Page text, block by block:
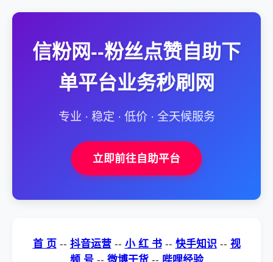
信粉网--粉丝点赞自助下
单平台业务秒刷网
专业 · 稳定 · 低价 · 全天候服务
立即前往自助平台
首 页 -- 抖音运营 -- 小 红 书 -- 快手知识 -- 视